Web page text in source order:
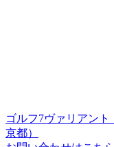
ゴルフ7ヴァリアン
京都）